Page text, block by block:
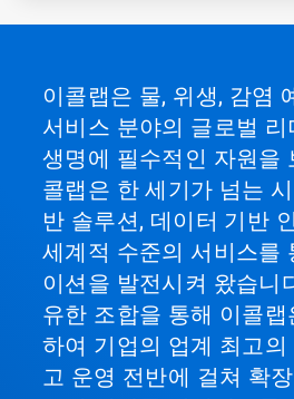
이콜랩은 물, 위생, 감염
서비스 분야의 글로벌
생명에 필수적인 자원을
콜랩은 한 세기가 넘는
반 솔루션, 데이터 기반
세계적 수준의 서비스를
이션을 발전시켜 왔습니
유한 조합을 통해 이콜랩
하여 기업의 업계 최고
고 운영 전반에 걸쳐 확